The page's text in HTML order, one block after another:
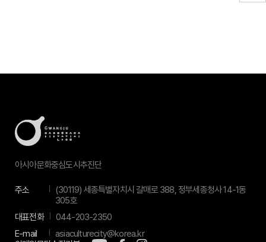
아시아문화중심도시추진단
주소
(30119) 세종특별자치시 갈매로 388, 정부세종청사 14-1동
305호
대표전화
044-203-2350
E-mail
asiaculturecity@korea.kr